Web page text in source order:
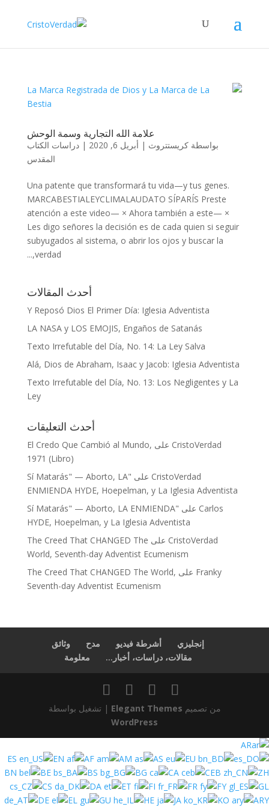
علامة الله التجارية وسمة الوحش
بواسطةكريستتروث | أبريل 6, 2020 |دراسات الكتاب
المقدس
Una patente que transformará tu vida—y tus genes.
MARCABESTIALEYCLIMALAUDATO SÍPARÍS Preste
atención a este video— × Ahora también a este— ×
Les digo señores la decisión es de cada quien si seguir
subyugados al sistema, o abrir los ojos y buscar la
verdad,...
أحدث المقالات
Y Reposó Dios El Primer Día: Iglesia Adventista
LA NASA y LOS EMOJIS, Engaños de Satanás
Texto Irrefutable del Día, No. 14: La Ley Salva
Alá, Dios de Abraham, Isaac y Jacob: Iglesia Adventista
Texto Irrefutable del Día, No. 13: Los Negligentes y La
Ley
أحدث التعليقات
CristoVerdad على El Credo Que Cambió al Mundo,
1971 (Libro)
CristoVerdad على "Sí Matarás" — Aborto, LA
ENMIENDA HYDE, Hoepelman, y La Iglesia Adventista
Carlos على "Sí Matarás" — Aborto, LA ENMIENDA
HYDE, Hoepelman, y La Iglesia Adventista
CristoVerdad على The Creed That CHANGED The
World, Seventh-day Adventist Ecumenism
Franky على The Creed That CHANGED The World,
Seventh-day Adventist Ecumenism
إنجليزي أشرطة فيديو مدح
وثائق
مقالات، دراسات، أخبار...
معلومة
من تصميم Elegant Themes | تشغيل بواسطة
WordPress
AR
ES
EN AF AM AS
EU
BN
BE BS BG CA CEB
ZH
CS
DA ET FI FR FY
GL
DE
EL GU HE JA KO ARY